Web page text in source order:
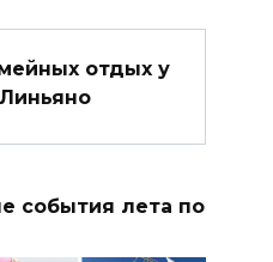
отдых у
события лета по